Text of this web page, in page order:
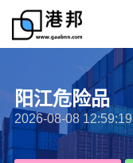
阳江危险品
2026-08-08 12:59:19